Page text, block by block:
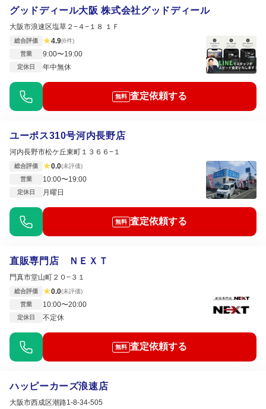
グッドディール大阪 株式会社グッドディール
大阪市浪速区塩草２−４−１８ １Ｆ
総合評価 ★4.9(6件)
営業
9:00〜19:00
定休日 年中無休
無料 査定依頼する
ユーポス310号河内長野店
河内長野市松ケ丘東町１３６６−１
総合評価 ★0.0(未評価)
営業
10:00〜19:00
定休日 月曜日
無料 査定依頼する
直販専門店 ＮＥＸＴ
門真市堂山町２０−３１
総合評価 ★0.0(未評価)
営業
10:00〜20:00
定休日 不定休
無料 査定依頼する
ハッピーカーズ浪速店
大阪市西成区潮路1-8-34-505